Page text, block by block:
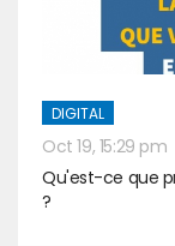
DIGITAL
Oct 19, 15:29 pm
Qu'est-ce que
?